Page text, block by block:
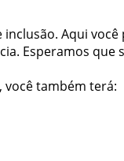
Aqui
Esperamos
você também terá: